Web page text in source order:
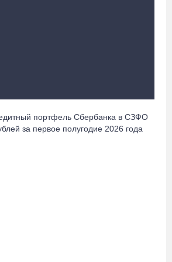
23 без прав остановили за сутки
портфель Сбербанка в СЗФО
за первое полугодие 2026 года